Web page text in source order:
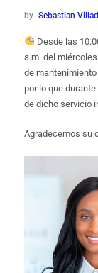
by Sebastian
Desde las
a.m. del
de
por lo que
de dicho servicio
Agradecemos su